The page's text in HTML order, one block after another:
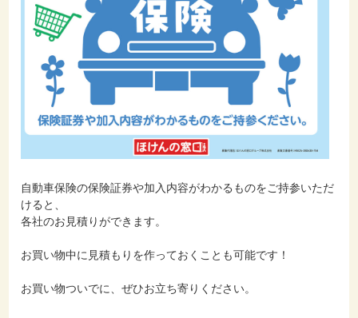
自動車保険の保険証券や加入内容がわかるものをご持参いただ
けると、
各社のお見積りができます。
お買い物中に見積もりを作っておくことも可能です！
お買い物ついでに、ぜひお立ち寄りください。